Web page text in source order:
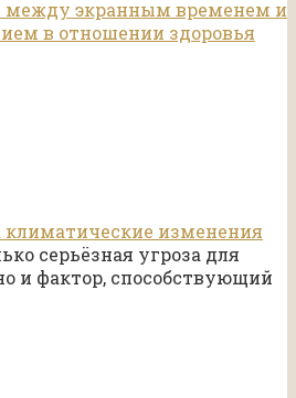
изменения
серьёзная угроза для
и фактор, способствующий